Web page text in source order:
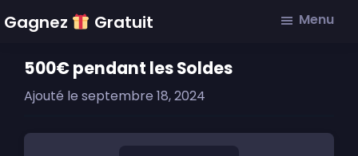
to
content
to
sidebar
to
Gagnez Gratuit Menu
500€ pendant les Soldes
Ajouté le septembre 18, 2024